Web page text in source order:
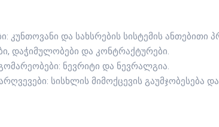
კუნთოვანი და სახსრების სისტემის ანთებითი
დაჭიმულობები და კონტრაქტურები.
ნევრიტი და ნევრალგია.
სისხლის მიმოქცევის გაუმჯობესება